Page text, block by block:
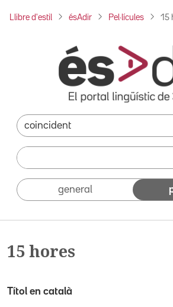
Llibre d'estil ésAdir Pel·lícules 15
general
15 hores
Títol en català